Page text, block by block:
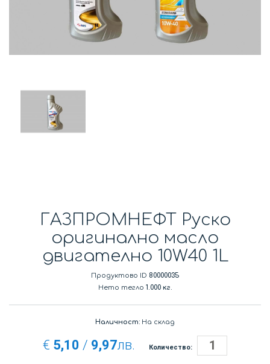
ГАЗПРОМНЕФТ Руско
оригинално масло
двигателно 10W40 1L
Продуктово ID 80000035
Нето тегло 1.000 кг.
Наличност: На склад
€ 5,10 / 9,97лв. Количество: